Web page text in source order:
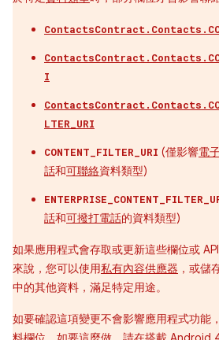
I
LTER_URI
CONTENT_FILTER_URI (僅影響電
話和可聯絡資料類型)
話和可撥打電話的資料類型)
如果應用程式會存取或更新這些欄位或
來說，您可以使用私有內容供應器 ，或儲
中的其他資料，滿足特定用途。
如要確認這項變更不會影響應用程式功能